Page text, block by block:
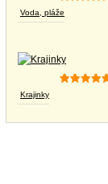
Voda, pláže
Krajinky